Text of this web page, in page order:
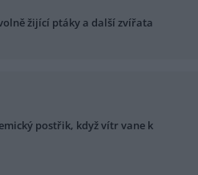
žijící ptáky a další zvířata
postřik, když vítr vane k